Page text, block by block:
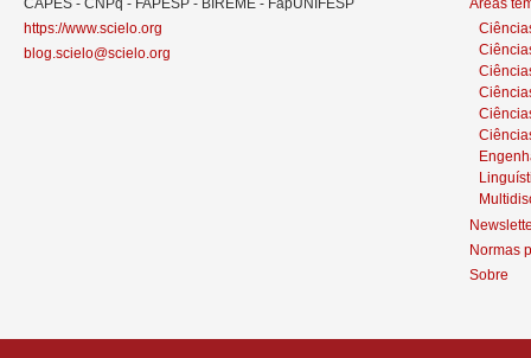
CAPES - CNPq - FAPESP - BIREME - FapUNIFESP
https://www.scielo.org
blog.scielo@scielo.org
Áreas
Normas
Sobre